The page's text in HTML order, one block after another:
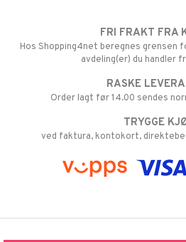
FRI FRAKT FRA
Hos Shopping4net beregnes
avdeling(er) du handler
RASKE
Order lagt før 14.00 sendes
TRYGGE
ved faktura, kontokort,